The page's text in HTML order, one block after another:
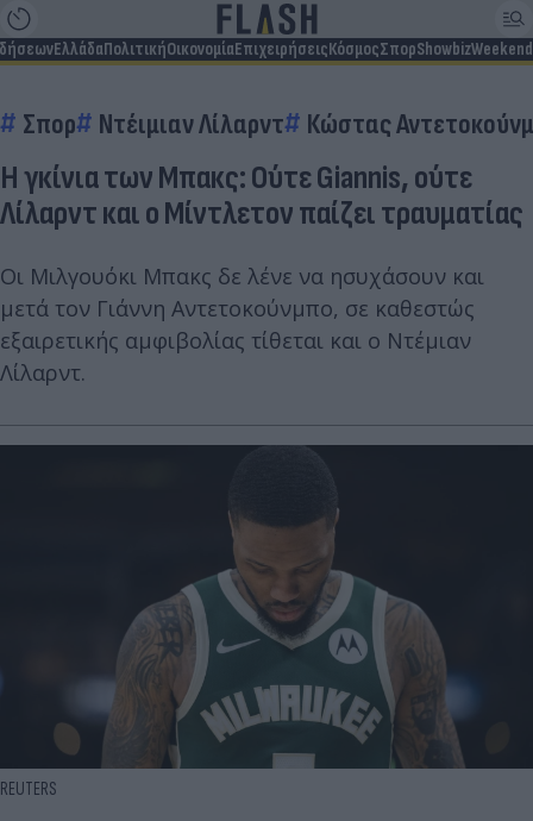
ΕλλάδαΠολιτικήΟικονομίαΕπιχειρήσειςΚόσμοςΣπορShowbizWeekend
Σπορ Ντέιμιαν Λίλαρντ Κώστας
Η γκίνια των Μπακς: Ούτε Giannis, ούτε
Λίλαρντ και ο Μίντλετον παίζει τραυματίας
Οι Μιλγουόκι Μπακς δε λένε να ησυχάσουν και
μετά τον Γιάννη Αντετοκούνμπο, σε καθεστώς
εξαιρετικής αμφιβολίας τίθεται και ο Ντέμιαν
Λίλαρντ.
REUTERS